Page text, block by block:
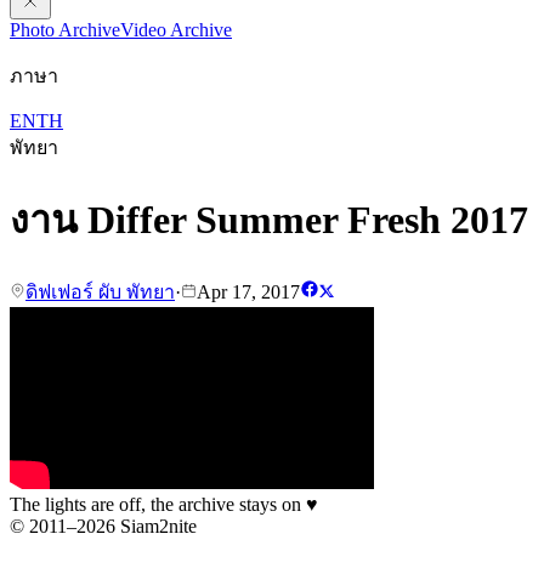
Photo ArchiveVideo Archive
ภาษา
ENTH
พัทยา
งาน Differ Summer Fresh 2017
ดิฟเฟอร์ ผับ พัทยา· Apr 17, 2017
The lights are off, the archive stays on ♥
© 2011–2026 Siam2nite